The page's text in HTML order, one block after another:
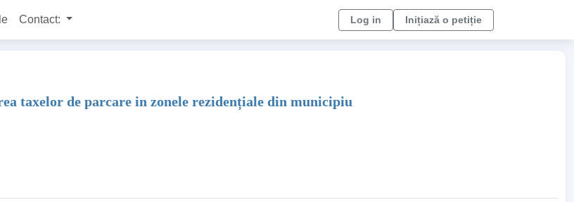
Contact: Log in Inițiază o petiție
taxelor de parcare in zonele rezidențiale din municipiu